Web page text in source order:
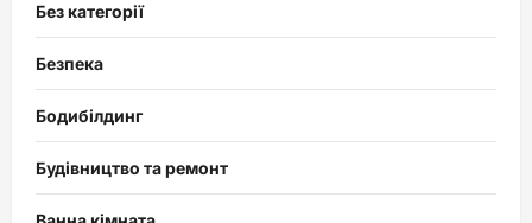
Без категорії
Безпека
Бодибілдинг
Будівництво та ремонт